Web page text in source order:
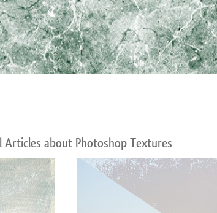
Articles about Photoshop Textures